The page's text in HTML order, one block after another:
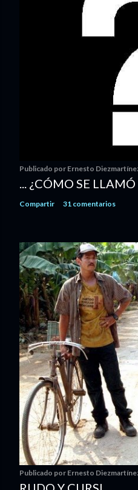
Publicado por Ernesto
... ¿CÓMO SE
Compartir 31 comentarios
Publicado por Ernesto